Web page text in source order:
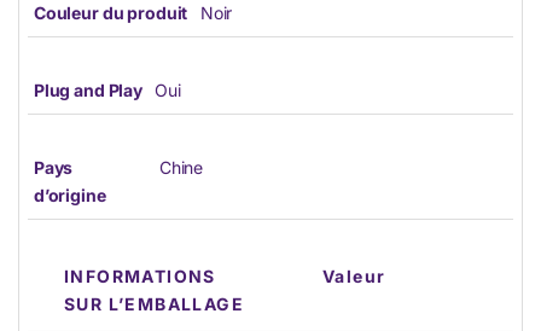
Couleur du produit Noir
Plug and Play Oui
Pays
d’origine
Chine
INFORMATIONS
SUR L’EMBALLAGE
Valeur